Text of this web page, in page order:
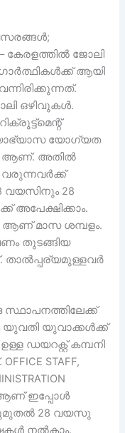
കേരളത്തിൽ ജോലി
ആയി
ഒഴിവുകൾ.
യോഗ്യത
ആണ്. അതിൽ
28
അപേക്ഷിക്കാം.
ആണ് മാസ ശമ്പളം.
തുടങ്ങിയ
യുവതി യുവാക്കൾക്ക്
ഡയറക്റ്റ് കമ്പനി
STAFF,
ആണ് ഇപ്പോൾ
28 വയസു
നൽകാം.